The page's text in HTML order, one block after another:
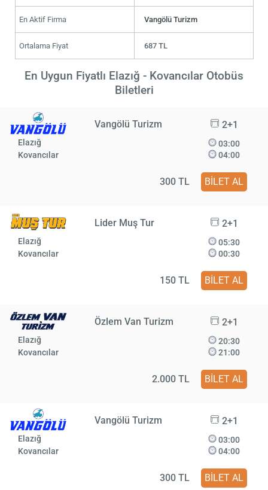
En Aktif Firma Vangölü Turizm
Ortalama Fiyat 687 TL
En Uygun Fiyatlı Elazığ - Kovancılar Otobüs
Biletleri
Vangölü Turizm 2+1
Elazığ
Kovancılar
03:00
04:00
300 TL BİLET AL
Lider Muş Tur 2+1
Elazığ
Kovancılar
05:30
00:30
150 TL BİLET AL
Özlem Van Turizm 2+1
Elazığ
Kovancılar
20:30
21:00
2.000 TL BİLET AL
Vangölü Turizm 2+1
Elazığ
Kovancılar
03:00
04:00
300 TL BİLET AL